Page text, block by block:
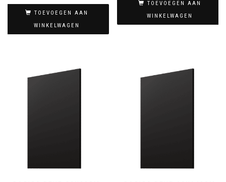
TOEVOEGEN AAN
WINKELWAGEN
TOEVOEGEN AAN
WINKELWAGEN